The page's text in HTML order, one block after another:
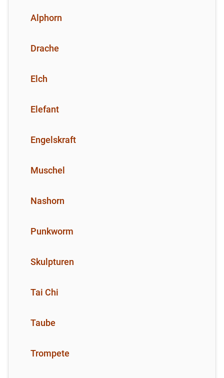
Alphorn
Drache
Elch
Elefant
Engelskraft
Muschel
Nashorn
Punkworm
Skulpturen
Tai Chi
Taube
Trompete